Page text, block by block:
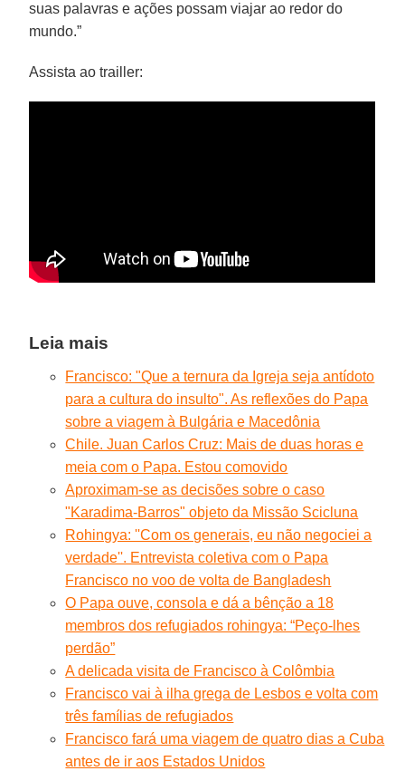
suas palavras e ações possam viajar ao redor do
mundo.”
Assista ao trailler:
Leia mais
Francisco: "Que a ternura da Igreja seja antídoto
para a cultura do insulto". As reflexões do Papa
sobre a viagem à Bulgária e Macedônia
Chile. Juan Carlos Cruz: Mais de duas horas e
meia com o Papa. Estou comovido
Aproximam-se as decisões sobre o caso
"Karadima-Barros" objeto da Missão Scicluna
Rohingya: ''Com os generais, eu não negociei a
verdade''. Entrevista coletiva com o Papa
Francisco no voo de volta de Bangladesh
O Papa ouve, consola e dá a bênção a 18
membros dos refugiados rohingya: “Peço-lhes
perdão”
A delicada visita de Francisco à Colômbia
Francisco vai à ilha grega de Lesbos e volta com
três famílias de refugiados
Francisco fará uma viagem de quatro dias a Cuba
antes de ir aos Estados Unidos